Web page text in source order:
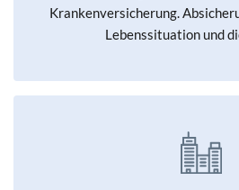
Krankenversicherung.
Lebenssituation und